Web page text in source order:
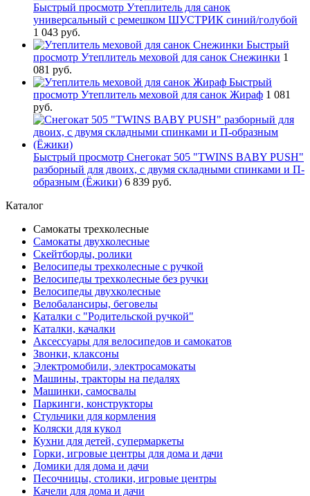
Быстрый просмотр Утеплитель для санок
универсальный с ремешком ШУСТРИК синий/голубой
1 043 руб.
Быстрый
просмотр Утеплитель меховой для санок Снежинки 1
081 руб.
Быстрый
просмотр Утеплитель меховой для санок Жираф 1 081
руб.
Быстрый просмотр Снегокат 505 "TWINS BABY PUSH"
разборный для двоих, с двумя складными спинками и П-
образным (Ёжики) 6 839 руб.
Каталог
Самокаты трехколесные
Самокаты двухколесные
Скейтборды, ролики
Велосипеды трехколесные с ручкой
Велосипеды трехколесные без ручки
Велосипеды двухколесные
Велобалансиры, беговелы
Каталки с "Родительской ручкой"
Каталки, качалки
Аксессуары для велосипедов и самокатов
Звонки, клаксоны
Электромобили, электросамокаты
Машины, тракторы на педалях
Машинки, самосвалы
Паркинги, конструкторы
Стульчики для кормления
Коляски для кукол
Кухни для детей, супермаркеты
Горки, игровые центры для дома и дачи
Домики для дома и дачи
Песочницы, столики, игровые центры
Качели для дома и дачи